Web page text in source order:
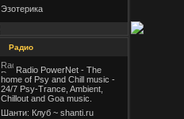
Эзотерика
Радио
Radio PowerNet - The
home of Psy and Chill music -
24/7 Psy-Trance, Ambient,
Chillout and Goa music.
Шанти: Клуб ~ shanti.ru